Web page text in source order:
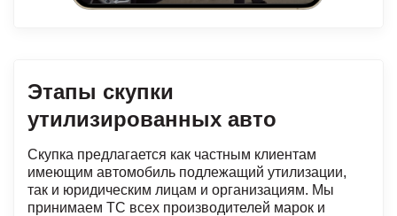
Этапы скупки
утилизированных авто
Скупка предлагается как частным клиентам
имеющим автомобиль подлежащий утилизации,
так и юридическим лицам и организациям. Мы
принимаем ТС всех производителей марок и